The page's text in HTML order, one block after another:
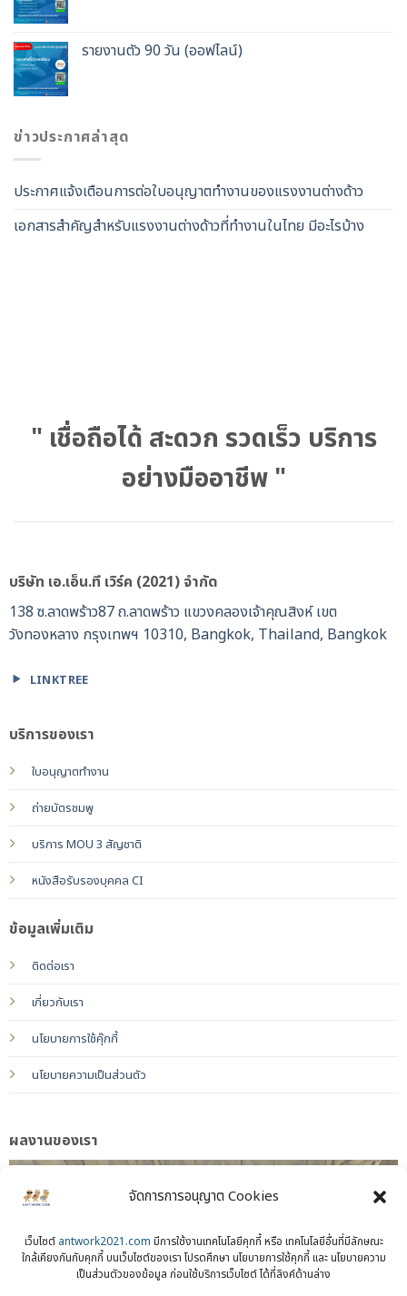
จัดการการอนุญาต Cookies
เว็บไซต์ antwork2021.com มีการใช้งานเทคโนโลยีคุกกี้ หรือ เทคโนโลยีอื่นที่มีลักษณะ
ใกล้เคียงกันกับคุกกี้ บนเว็บไซต์ของเรา โปรดศึกษา นโยบายการใช้คุกกี้ และ นโยบายความ
เป็นส่วนตัวของข้อมูล ก่อนใช้บริการเว็บไซต์ ได้ที่ลิงค์ด้านล่าง
รายงานตัว 90 วัน (ออฟไลน์)
ข่าวประกาศล่าสุด
ประกาศแจ้งเตือนการต่อใบอนุญาตทำงานของแรงงานต่างด้าว
เอกสารสำคัญสำหรับแรงงานต่างด้าวที่ทำงานในไทย มีอะไรบ้าง
" เชื่อถือได้ สะดวก รวดเร็ว บริการ
อย่างมืออาชีพ "
บริษัท เอ.เอ็น.ที เวิร์ค (2021) จำกัด
138 ซ.ลาดพร้าว87 ถ.ลาดพร้าว แขวงคลองเจ้าคุณสิงห์ เขต
วังทองหลาง กรุงเทพฯ 10310, Bangkok, Thailand, Bangkok
LINKTREE
บริการของเรา
ใบอนุญาตทำงาน
ถ่ายบัตรชมพู
บริการ MOU 3 สัญชาติ
หนังสือรับรองบุคคล CI
ข้อมูลเพิ่มเติม
ติดต่อเรา
เกี่ยวกับเรา
นโยบายการใช้คุ๊กกี้
นโยบายความเป็นส่วนตัว
ผลงานของเรา